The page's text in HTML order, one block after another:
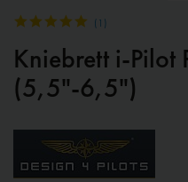
(1 )
Kniebrett i-Pilot
(5,5"-6,5")